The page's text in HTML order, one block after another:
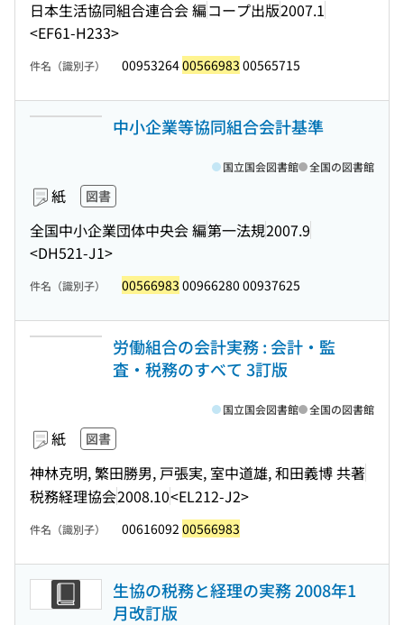
日本生活協同組合連合会 編コープ出版2007.1
<EF61-H233>
件名（識別子） 0095326400566983 00565715
中小企業等協同組合会計基準
紙 図書
全国中小企業団体中央会 編第一法規2007.9
<DH521-J1>
国立国会図書館 全国の図書館
件名（識別子） 00566983 00966280 00937625
労働組合の会計実務 : 会計・監
査・税務のすべて 3訂版
紙 図書
神林克明, 繁田勝男, 戸張実, 室中道雄, 和田義博 共著
税務経理協会2008.10<EL212-J2>
国立国会図書館 全国の図書館
件名（識別子） 00616092 00566983
生協の税務と経理の実務 2008年1
月改訂版